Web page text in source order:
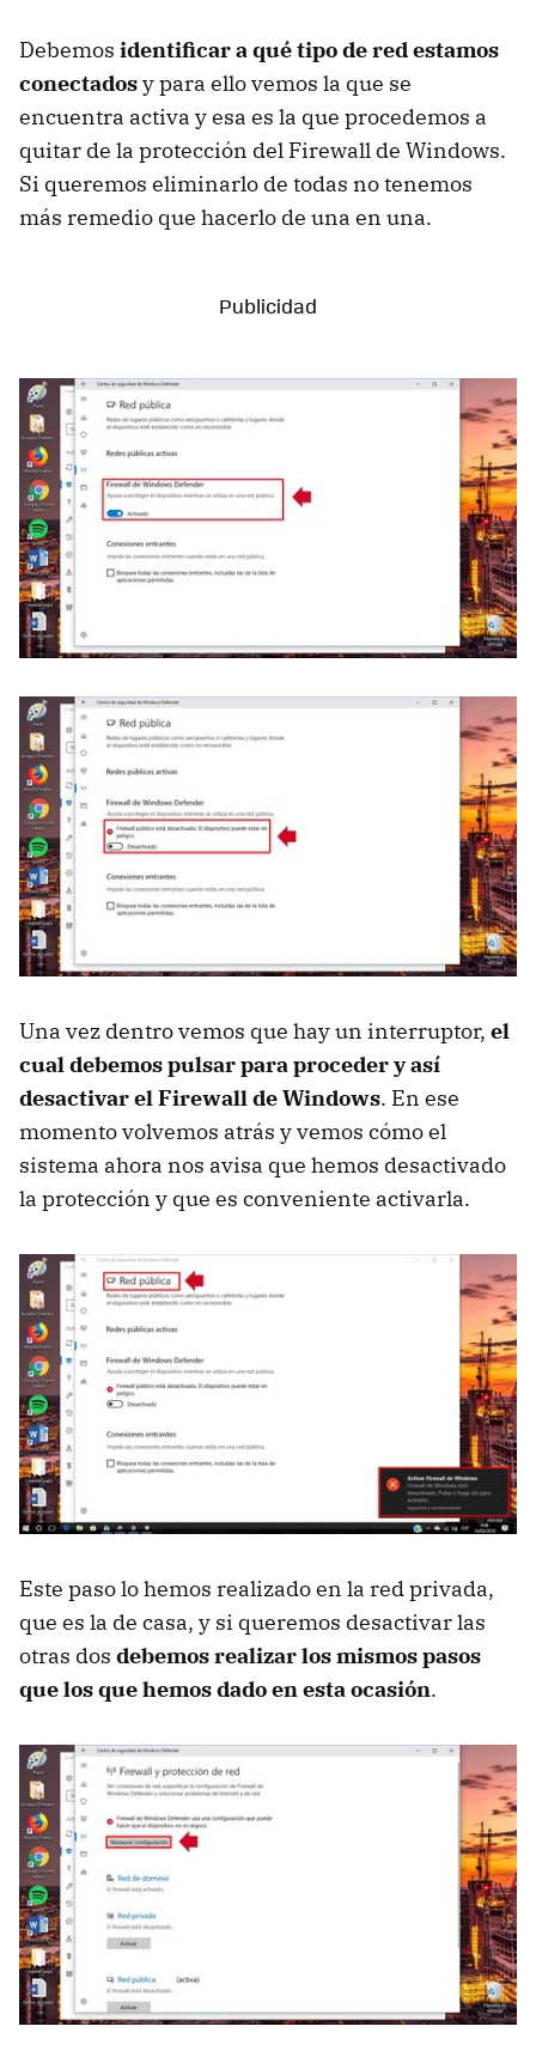
Debemos identificar a qué tipo de red estamos
conectadosy para ello vemos la que se
encuentra activa y esa es la que procedemos a
quitar de la protección del Firewall de Windows.
Si queremos eliminarlo de todas no tenemos
más remedio que hacerlo de una en una.
Una vez dentro vemos que hay un interruptor, el
cual debemos pulsar para proceder y así
desactivar el Firewall de Windows. En ese
momento volvemos atrás y vemos cómo el
sistema ahora nos avisa que hemos desactivado
la protección y que es conveniente activarla.
Este paso lo hemos realizado en la red privada,
que es la de casa, y si queremos desactivar las
otras dos debemos realizar los mismos pasos
que los que hemos dado en esta ocasión.